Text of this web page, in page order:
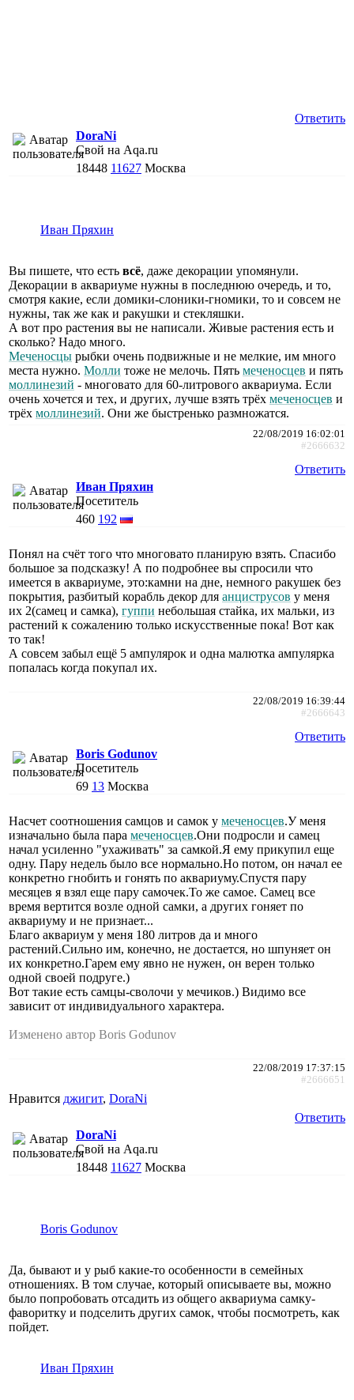
Ответить
DoraNi
Свой на Aqa.ru
18448 11627 Москва
Иван Пряхин
Вы пишете, что есть всё, даже декорации упомянули.
Декорации в аквариуме нужны в последнюю очередь, и то,
смотря какие, если домики-слоники-гномики, то и совсем не
нужны, так же как и ракушки и стекляшки.
А вот про растения вы не написали. Живые растения есть и
сколько? Надо много.
Меченосцы рыбки очень подвижные и не мелкие, им много
места нужно. Молли тоже не мелочь. Пять меченосцев и пять
моллинезий - многовато для 60-литрового аквариума. Если
очень хочется и тех, и других, лучше взять трёх меченосцев и
трёх моллинезий. Они же быстренько размножатся.
22/08/2019 16:02:01
#2666632
Ответить
Иван Пряхин
Посетитель
460 192
Понял на счёт того что многовато планирую взять. Спасибо
большое за подсказку! А по подробнее вы спросили что
имеется в аквариуме, это:камни на дне, немного ракушек без
покрытия, разбитый корабль декор для анциструсов у меня
их 2(самец и самка), гуппи небольшая стайка, их мальки, из
растений к сожалению только искусственные пока! Вот как
то так!
А совсем забыл ещё 5 ампулярок и одна малютка ампулярка
попалась когда покупал их.
22/08/2019 16:39:44
#2666643
Ответить
Boris Godunov
Посетитель
69 13 Москва
Насчет соотношения самцов и самок у меченосцев.У меня
изначально была пара меченосцев.Они подросли и самец
начал усиленно "ухаживать" за самкой.Я ему прикупил еще
одну. Пару недель было все нормально.Но потом, он начал ее
конкретно гнобить и гонять по аквариуму.Спустя пару
месяцев я взял еще пару самочек.То же самое. Самец все
время вертится возле одной самки, а других гоняет по
аквариуму и не признает...
Благо аквариум у меня 180 литров да и много
растений.Сильно им, конечно, не достается, но шпуняет он
их конкретно.Гарем ему явно не нужен, он верен только
одной своей подруге.)
Вот такие есть самцы-сволочи у мечиков.) Видимо все
зависит от индивидуального характера.
Изменено автор Boris Godunov
22/08/2019 17:37:15
#2666651
Нравится джигит, DoraNi
Ответить
DoraNi
Свой на Aqa.ru
18448 11627 Москва
Boris Godunov
Да, бывают и у рыб какие-то особенности в семейных
отношениях. В том случае, который описываете вы, можно
было попробовать отсадить из общего аквариума самку-
фаворитку и подселить других самок, чтобы посмотреть, как
пойдет.
Иван Пряхин